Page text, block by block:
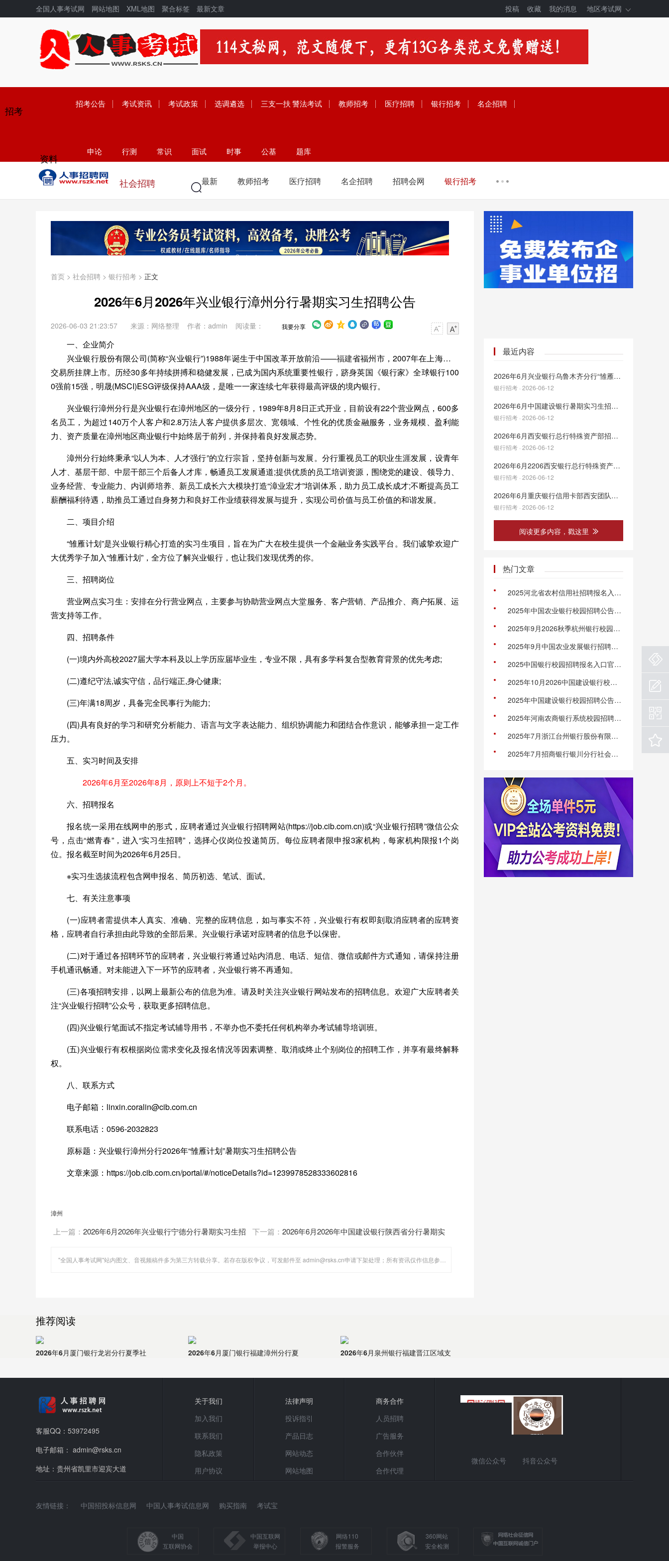
全国人事考试网 网站地图 XML地图 聚合标签 最新文章 投稿 收藏 我的消息 地区考试网
招考
招考公告 考试资讯 考试政策 选调遴选 三支一扶警法考试 教师招考 医疗招聘 银行招考 名企招聘
资料
申论 行测 常识 面试 时事 公基
题库
社会招聘 最新 教师招考 医疗招聘 名企招聘 招聘会网 银行招考
首页 > 社会招聘 > 银行招考 > 正文
2026年6月2026年兴业银行漳州分行暑期实习生招聘公告
2026-06-03 21:23:57 来源：网络整理 作者：admin 阅读量： 我要分享
一、企业简介
兴业银行股份有限公司(简称“兴业银行”)1988年诞生于中国改革开放前沿——福建省福州市，2007年在上海证券
交易所挂牌上市。历经30多年持续拼搏和稳健发展，已成为国内系统重要性银行，跻身英国《银行家》全球银行100
0强前15强，明晟(MSCI)ESG评级保持AAA级，是唯一一家连续七年获得最高评级的境内银行。
兴业银行漳州分行是兴业银行在漳州地区的一级分行，1989年8月8日正式开业，目前设有22个营业网点，600多
名员工，为超过140万个人客户和2.8万法人客户提供多层次、宽领域、个性化的优质金融服务，业务规模、盈利能
力、资产质量在漳州地区商业银行中始终居于前列，并保持着良好发展态势。
漳州分行始终秉承“以人为本、人才强行”的立行宗旨，坚持创新与发展。分行重视员工的职业生涯发展，设青年
人才、基层干部、中层干部三个后备人才库，畅通员工发展通道;提供优质的员工培训资源，围绕党的建设、领导力、
业务经营、专业能力、内训师培养、新员工成长六大模块打造“漳业宏才”培训体系，助力员工成长成才;不断提高员工
薪酬福利待遇，助推员工通过自身努力和良好工作业绩获得发展与提升，实现公司价值与员工价值的和谐发展。
二、项目介绍
“雏雁计划”是兴业银行精心打造的实习生项目，旨在为广大在校生提供一个金融业务实践平台。我们诚挚欢迎广
大优秀学子加入“雏雁计划”，全方位了解兴业银行，也让我们发现优秀的你。
三、招聘岗位
营业网点实习生：安排在分行营业网点，主要参与协助营业网点大堂服务、客户营销、产品推介、商户拓展、运
营支持等工作。
四、招聘条件
(一)境内外高校2027届大学本科及以上学历应届毕业生，专业不限，具有多学科复合型教育背景的优先考虑;
(二)遵纪守法,诚实守信，品行端正,身心健康;
(三)年满18周岁，具备完全民事行为能力;
(四)具有良好的学习和研究分析能力、语言与文字表达能力、组织协调能力和团结合作意识，能够承担一定工作
压力。
五、实习时间及安排
2026年6月至2026年8月，原则上不短于2个月。
六、招聘报名
报名统一采用在线网申的形式，应聘者通过兴业银行招聘网站(https://job.cib.com.cn)或“兴业银行招聘”微信公众
号，点击“燃青春”，进入“实习生招聘”，选择心仪岗位投递简历。每位应聘者限申报3家机构，每家机构限报1个岗
位。报名截至时间为2026年6月25日。
※实习生选拔流程包含网申报名、简历初选、笔试、面试。
七、有关注意事项
(一)应聘者需提供本人真实、准确、完整的应聘信息，如与事实不符，兴业银行有权即刻取消应聘者的应聘资
格，应聘者自行承担由此导致的全部后果。兴业银行承诺对应聘者的信息予以保密。
(二)对于通过各招聘环节的应聘者，兴业银行将通过站内消息、电话、短信、微信或邮件方式通知，请保持注册
手机通讯畅通。对未能进入下一环节的应聘者，兴业银行将不再通知。
(三)各项招聘安排，以网上最新公布的信息为准。请及时关注兴业银行网站发布的招聘信息。欢迎广大应聘者关
注“兴业银行招聘”公众号，获取更多招聘信息。
(四)兴业银行笔面试不指定考试辅导用书，不举办也不委托任何机构举办考试辅导培训班。
(五)兴业银行有权根据岗位需求变化及报名情况等因素调整、取消或终止个别岗位的招聘工作，并享有最终解释
权。
八、联系方式
电子邮箱：linxin.coralin@cib.com.cn
联系电话：0596-2032823
原标题：兴业银行漳州分行2026年“雏雁计划”暑期实习生招聘公告
文章来源：https://job.cib.com.cn/portal/#/noticeDetails?id=1239978528333602816
漳州
上一篇： 2026年6月2026年兴业银行宁德分行暑期实习生招
下一篇： 2026年6月2026年中国建设银行陕西省分行暑期实
最近内容
2026年6月兴业银行乌鲁木齐分行“雏雁计划”暑期实习生招聘
银行招考 · 2026-06-12
2026年6月中国建设银行暑期实习生招聘公告
银行招考 · 2026-06-12
2026年6月西安银行总行特殊资产部招聘公告
银行招考 · 2026-06-12
2026年6月2206西安银行总行特殊资产部相关岗位招聘公告
银行招考 · 2026-06-12
2026年6月重庆银行信用卡部西安团队人员招聘公告
银行招考 · 2026-06-12
阅读更多内容，戳这里
热门文章
2025河北省农村信用社招聘报名入口官网：http://zp.hebnx.com:10001/zp.html#/
2025年中国农业银行校园招聘公告（全国22844人）
2025年9月2026秋季杭州银行校园招聘公告
2025年9月中国农业发展银行招聘官网：http://campus.chinahr.com/pages/adbc2026
2025中国银行校园招聘报名入口官网：https://campus.chinahr.com/pages/2025-boc/#/jobs
2025年10月2026中国建设银行校园招聘统一笔试及性格测评公告
2025年中国建设银行校园招聘公告（全国19774人）
2025年河南农商银行系统校园招聘公告
2025年7月浙江台州银行股份有限公司丽水分行招聘3人公告
2025年7月招商银行银川分行社会招聘公告
推荐阅读
2026年6月厦门银行龙岩分行夏季社 2026年6月厦门银行福建漳州分行夏 2026年6月泉州银行福建晋江区域支
客服QQ：53972495
电子邮箱： admin@rsks.cn
地址：贵州省凯里市迎宾大道
关于我们
加入我们
联系我们
隐私政策
用户协议
法律声明
投诉指引
产品日志
网站动态
网站地图
商务合作
人员招聘
广告服务
合作伙伴
合作代理
微信公众号 抖音公众号
友情链接： 中国招投标信息网 中国人事考试信息网 购买指南 考试宝
中国
互联网协会
中国互联网
举报中心
网络110
报警服务
360网站
安全检测